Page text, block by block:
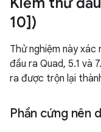
10])
Thử nghiệm này xác
đầu ra Quad, 5.1 và
ra được trộn lại
Phần cứng nên